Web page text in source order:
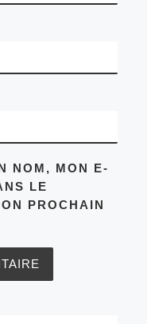
NOM, MON E-
LE
PROCHAIN